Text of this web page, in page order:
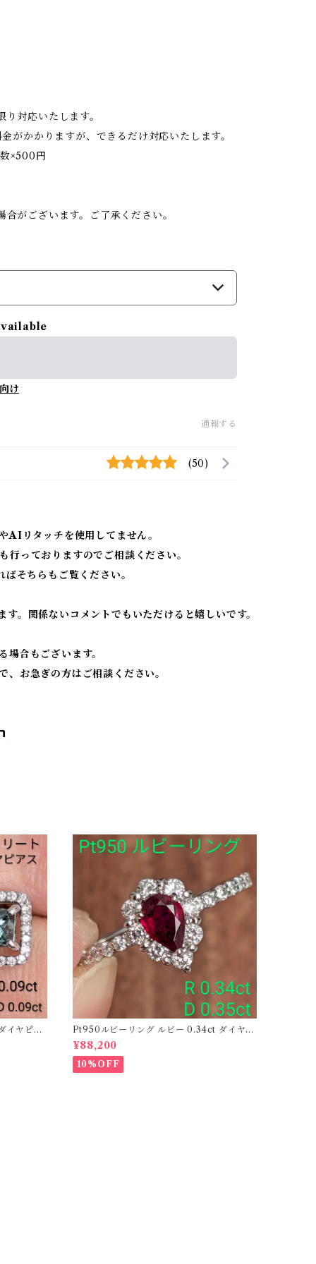
対応いたします。
がかかりますが、できるだけ対応いたします。
×500円
がございます。ご了承ください。
け
通報する
(50)
AIリタッチを使用してません。
っておりますのでご相談ください。
そちらもご覧ください。
。関係ないコメントでもいただけると嬉しいです。
合もございます。
お急ぎの方はご相談ください。
イヤピア
Pt950ルビーリング ルビー 0.34ct ダイヤモ
ンド 0.35ct【PRO206885】
¥88,200
10%OFF